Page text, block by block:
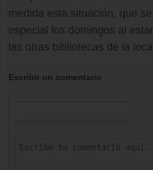
medida esta situación, que
especial los domingos al
las otras bibliotecas de la
Escribir un comentario